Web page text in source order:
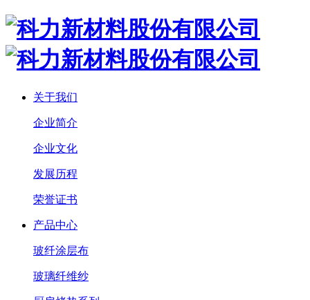
关于我们
企业简介
企业文化
发展历程
荣誉证书
产品中心
玻纤涂层布
玻璃纤维纱